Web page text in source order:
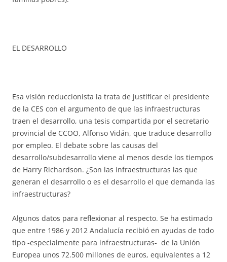
EL DESARROLLO
Esa visión reduccionista la trata de justificar el presidente
de la CES con el argumento de que las infraestructuras
traen el desarrollo, una tesis compartida por el secretario
provincial de CCOO, Alfonso Vidán, que traduce desarrollo
por empleo. El debate sobre las causas del
desarrollo/subdesarrollo viene al menos desde los tiempos
de Harry Richardson. ¿Son las infraestructuras las que
generan el desarrollo o es el desarrollo el que demanda las
infraestructuras?
Algunos datos para reflexionar al respecto. Se ha estimado
que entre 1986 y 2012 Andalucía recibió en ayudas de todo
tipo -especialmente para infraestructuras- de la Unión
Europea unos 72.500 millones de euros, equivalentes a 12